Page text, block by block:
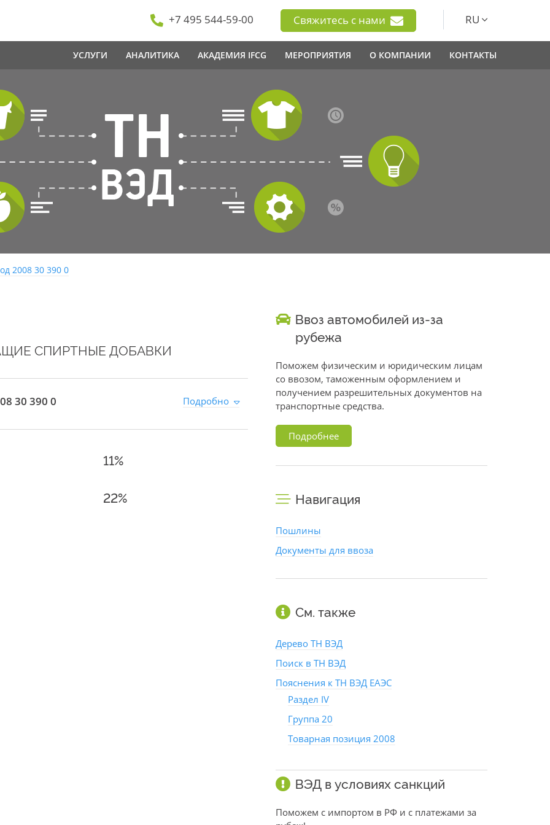
+7 495 544-59-00 Свяжитесь с нами RU
УСЛУГИ АНАЛИТИКА АКАДЕМИЯ IFCG МЕРОПРИЯТИЯ О КОМПАНИИ КОНТАКТЫ
2008 30 390 0
СПИРТНЫЕ ДОБАВКИ
30 390 0 Подробно
11%
22%
Ввоз автомобилей из-за
рубежа
Поможем физическим и юридическим лицам
со ввозом, таможенным оформлением и
получением разрешительных документов на
транспортные средства.
Подробнее
Навигация
Пошлины
Документы для ввоза
См. также
Дерево ТН ВЭД
Поиск в ТН ВЭД
Пояснения к ТН ВЭД ЕАЭС
Раздел IV
Группа 20
Товарная позиция 2008
ВЭД в условиях санкций
Поможем с импортом в РФ и с платежами за